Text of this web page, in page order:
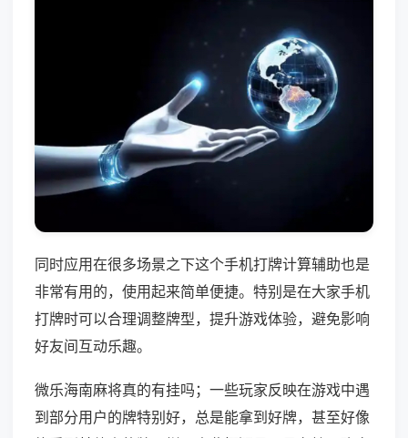
同时应用在很多场景之下这个手机打牌计算辅助也是
非常有用的，使用起来简单便捷。特别是在大家手机
打牌时可以合理调整牌型，提升游戏体验，避免影响
好友间互动乐趣。
微乐海南麻将真的有挂吗；一些玩家反映在游戏中遇
到部分用户的牌特别好，总是能拿到好牌，甚至好像